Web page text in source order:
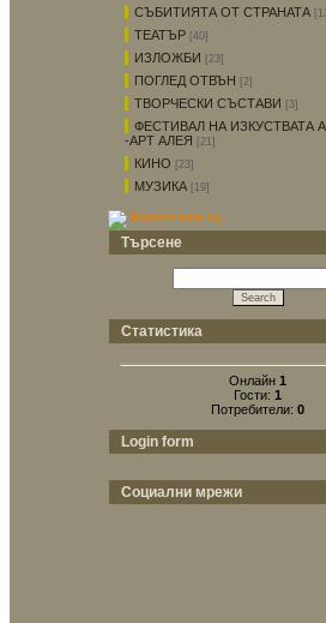
СЪБИТИЯТА ОТ СТРАНАТА
ТЕАТЪР [40]
ИЗЛОЖБИ [23]
ПОГЛЕД ОТВЪН [2]
ТВОРЧЕСКИ СЪСТАВИ [3]
ФЕСТИВАЛ НА ИЗКУСТВАТА
-АРТ АЛЕЯ
[21]
КИНО [23]
МУЗИКА [19]
Търсене
Статистика
Онлайн 1
Гости: 1
Потребители: 0
Login form
Социални мрежи